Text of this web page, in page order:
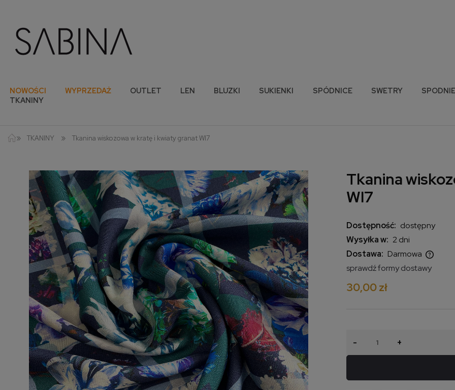
NOWOŚCI WYPRZEDAŻ OUTLET LEN BLUZKI SUKIENKI SPÓDNICE SWETRY
SPODNIE
TKANINY
» TKANINY » Tkanina wiskozowa w kratę i kwiaty granat WI7
Tkanina
WI7
Dostępność: dostępny
Wysyłka w: 2 dni
Dostawa: Darmowa
kosztów płatności
sprawdź formy dostawy
30,00 zł
- +